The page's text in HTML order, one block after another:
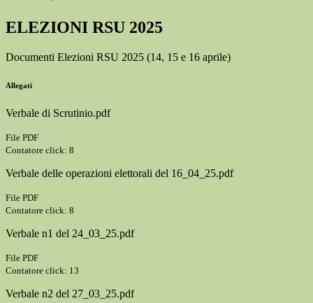
ELEZIONI RSU 2025
Documenti Elezioni RSU 2025 (14, 15 e 16 aprile)
Allegati
Verbale di Scrutinio.pdf
File PDF
Contatore click: 8
Verbale delle operazioni elettorali del 16_04_25.pdf
File PDF
Contatore click: 8
Verbale n1 del 24_03_25.pdf
File PDF
Contatore click: 13
Verbale n2 del 27_03_25.pdf